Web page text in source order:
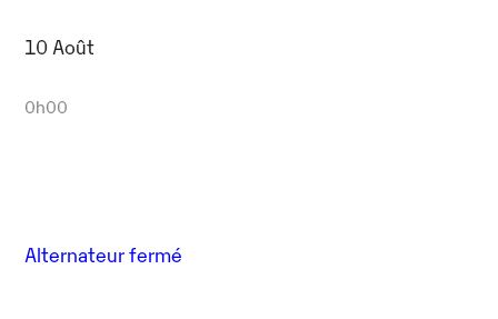
10 Août
0h00
Alternateur fermé